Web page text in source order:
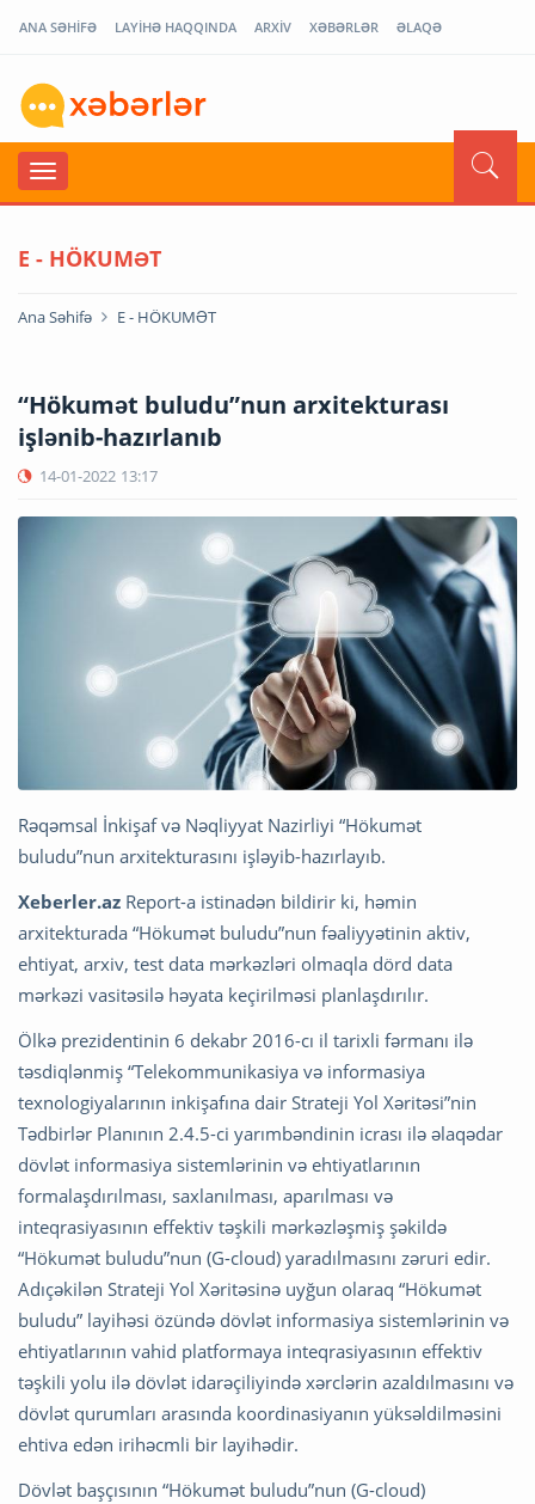
ANA SƏHİFƏ LAYİHƏ HAQQINDA ARXİV XƏBƏRLƏR ƏLAQƏ
E - HÖKUMƏT
Ana Səhifə E - HÖKUMƏT
“Hökumət buludu”nun arxitekturası
işlənib-hazırlanıb
14-01-2022 13:17
Rəqəmsal İnkişaf və Nəqliyyat Nazirliyi “Hökumət
buludu”nun arxitekturasını işləyib-hazırlayıb.
Xeberler.az Report-a istinadən bildirir ki, həmin
arxitekturada “Hökumət buludu”nun fəaliyyətinin aktiv,
ehtiyat, arxiv, test data mərkəzləri olmaqla dörd data
mərkəzi vasitəsilə həyata keçirilməsi planlaşdırılır.
Ölkə prezidentinin 6 dekabr 2016-cı il tarixli fərmanı ilə
təsdiqlənmiş “Telekommunikasiya və informasiya
texnologiyalarının inkişafına dair Strateji Yol Xəritəsi”nin
Tədbirlər Planının 2.4.5-ci yarımbəndinin icrası ilə əlaqədar
dövlət informasiya sistemlərinin və ehtiyatlarının
formalaşdırılması, saxlanılması, aparılması və
inteqrasiyasının effektiv təşkili mərkəzləşmiş şəkildə
“Hökumət buludu”nun (G-cloud) yaradılmasını zəruri edir.
Adıçəkilən Strateji Yol Xəritəsinə uyğun olaraq “Hökumət
buludu” layihəsi özündə dövlət informasiya sistemlərinin və
ehtiyatlarının vahid platformaya inteqrasiyasının effektiv
təşkili yolu ilə dövlət idarəçiliyində xərclərin azaldılmasını və
dövlət qurumları arasında koordinasiyanın yüksəldilməsini
ehtiva edən irihəcmli bir layihədir.
Dövlət başçısının “Hökumət buludu”nun (G-cloud)